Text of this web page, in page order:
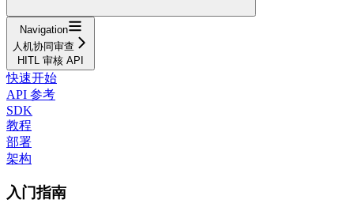
Navigation
人机协同审查
HITL 审核 API
快速开始
API 参考
SDK
教程
部署
架构
入门指南